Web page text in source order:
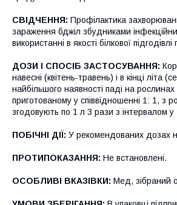
СВІДЧЕННЯ: Профілактика
зараження бджіл збудниками
використанні в якості білкової
ДОЗИ І СПОСІБ ЗАСТОСУВАННЯ:
навесні (квітень-травень) і в кінці
найбільшого наявності паді на
приготованому у співвідношенні 1: 1, з
згодовують по 1 л 3 рази з інтервалом
ПОБІЧНІ ДІЇ: У рекомендованих дозах
ПРОТИПОКАЗАННЯ: Не встановлені.
ОСОБЛИВІ ВКАЗІВКИ: Мед, зібраний